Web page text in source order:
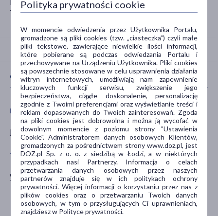
78224 Singen
CECHY PRODUKTU
PŁEĆ
Mężczyzna
WIEK
dla dorosłych
TYP PRODUKTU
Wyrób medyczny
DZIAŁANIE/WŁAŚCIWOŚCI
antykoncepcyjne
nawilżające
ochronne
Polityka prywatności cookie
W momencie odwiedzenia przez Użytkownika Portalu,
gromadzone są pliki cookies (tzw. „ciasteczka”) czyli małe
pliki tekstowe, zawierające niewielkie ilości informacji,
które pobierane są podczas odwiedzania Portalu i
przechowywane na Urządzeniu Użytkownika. Pliki cookies
są powszechnie stosowane w celu usprawnienia działania
witryn internetowych, umożliwiają nam zapewnienie
kluczowych funkcji serwisu, zwiększenie jego
bezpieczeństwa, ciągłe doskonalenie, personalizację
zgodnie z Twoimi preferencjami oraz wyświetlanie treści i
reklam dopasowanych do Twoich zainteresowań. Zgoda
na pliki cookies jest dobrowolna i można ją wycofać w
dowolnym momencie z poziomu strony "Ustawienia
Cookie". Administratorem danych osobowych Klientów,
gromadzonych za pośrednictwem strony www.doz.pl, jest
DOZ.pl Sp. z o. o. z siedzibą w Łodzi, a w niektórych
przypadkach nasi Partnerzy. Informacja o celach
przetwarzania danych osobowych przez naszych
partnerów znajduje się w ich politykach ochrony
prywatności. Więcej informacji o korzystaniu przez nas z
plików cookies oraz o przetwarzaniu Twoich danych
osobowych, w tym o przysługujących Ci uprawnieniach,
znajdziesz w Polityce prywatności.